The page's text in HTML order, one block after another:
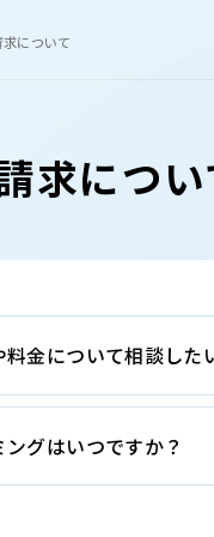
について
求につい
料金について相談し
グはいつですか？